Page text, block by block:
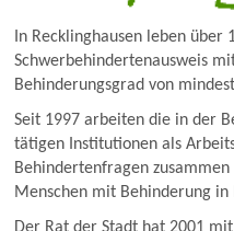
In Recklinghausen leben
Schwerbehindertenausweis
Behinderungsgrad von
Seit 1997 arbeiten die in der
tätigen Institutionen als
Behindertenfragen
Menschen mit Behinderung in